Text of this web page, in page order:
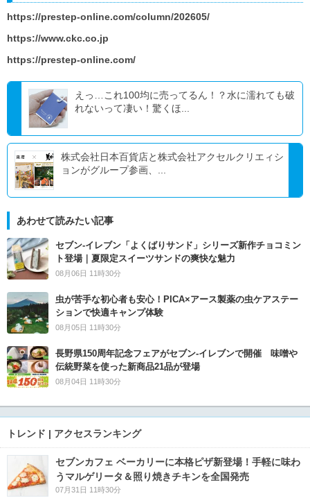
https://prestep-online.com/column/202605/
https://www.ckc.co.jp
https://prestep-online.com/
えっ…これ100均に売ってるん！？水に濡れても破
れないって凄い！驚くほ...
株式会社日本百貨店と株式会社アクセルクリエィシ
ョンがグループ参画、...
あわせて読みたい記事
セブン‐イレブン「よくばりサンド」シリーズ新作チョコミン
ト登場｜夏限定スイーツサンドの爽快な魅力
08月06日 11時30分
虫が苦手な初心者も安心！PICA×アース製薬の虫ケアステー
ションで快適キャンプ体験
08月05日 11時30分
長野県150周年記念フェアがセブン-イレブンで開催 味噌や
伝統野菜を使った新商品21品が登場
08月04日 11時30分
トレンド | アクセスランキング
セブンカフェ ベーカリーに本格ピザ新登場！手軽に味わ
うマルゲリータ＆照り焼きチキンを全国発売
07月31日 11時30分